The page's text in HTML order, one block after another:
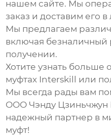
нашем сайте. Мы
заказ и доставим его
Мы предлагаем
включая безналичный
получении.
Хотите узнать больше о
муфтах Interskill
или
Мы всегда рады вам
ООО Чэнду
надежный партнер в
муфт!